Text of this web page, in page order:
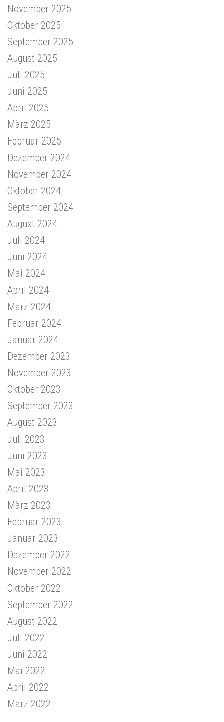
November 2025
Oktober 2025
September 2025
August 2025
Juli 2025
Juni 2025
April 2025
März 2025
Februar 2025
Dezember 2024
November 2024
Oktober 2024
September 2024
August 2024
Juli 2024
Juni 2024
Mai 2024
April 2024
März 2024
Februar 2024
Januar 2024
Dezember 2023
November 2023
Oktober 2023
September 2023
August 2023
Juli 2023
Juni 2023
Mai 2023
April 2023
März 2023
Februar 2023
Januar 2023
Dezember 2022
November 2022
Oktober 2022
September 2022
August 2022
Juli 2022
Juni 2022
Mai 2022
April 2022
März 2022